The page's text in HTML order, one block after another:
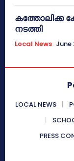
നടത്തി
Local News June
LOCAL NEWS
PRESS